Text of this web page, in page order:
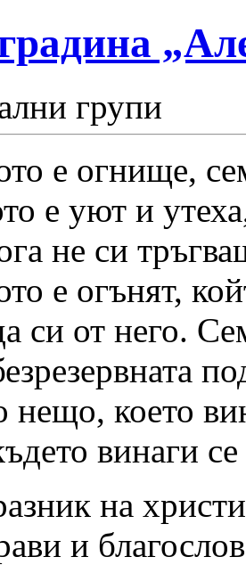
групи
е огнище,
е уют и
не си
е огънят,
си от него.
нещо, което
винаги
на
и